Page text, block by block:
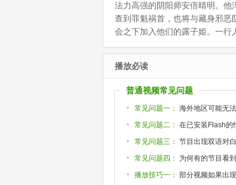
法力高强的阴阳师安倍晴明。
查到罪魁祸首，也将与藏身邪
会之下加入他们的露子姫。一行
播放必读
普通视频常见问题
常见问题一： 海外地区可能无
常见问题二： 在已安装Flash的
常见问题三： 节目出现双语对
常见问题四：
为何有的节目看
播放技巧一： 部分视频如果出